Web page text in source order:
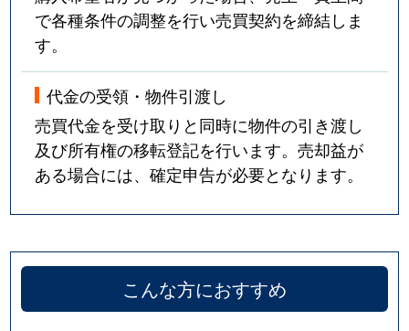
で各種条件の調整を行い売買契約を締結しま
す。
代金の受領・物件引渡し
売買代金を受け取りと同時に物件の引き渡し
及び所有権の移転登記を行います。売却益が
ある場合には、確定申告が必要となります。
こんな方におすすめ